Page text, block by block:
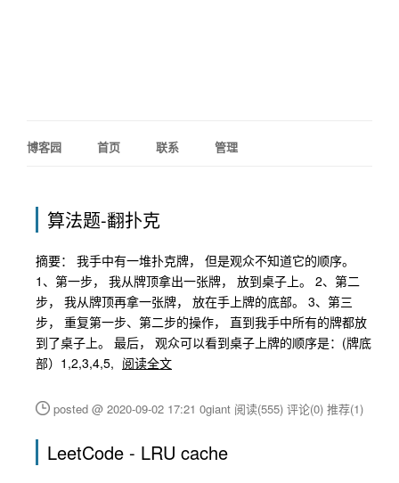
博客园 首页 联系 管理
算法题-翻扑克
摘要： 我手中有一堆扑克牌， 但是观众不知道它的顺序。
1、第一步， 我从牌顶拿出一张牌， 放到桌子上。 2、第二
步， 我从牌顶再拿一张牌， 放在手上牌的底部。 3、第三
步， 重复第一步、第二步的操作， 直到我手中所有的牌都放
到了桌子上。 最后， 观众可以看到桌子上牌的顺序是：(牌底
部）1,2,3,4,5, 阅读全文
posted @ 2020-09-02 17:21 0giant 阅读(555) 评论(0) 推荐(1)
LeetCode - LRU cache